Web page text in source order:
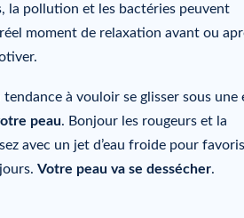
la pollution et les bactéries peuvent
moment de relaxation avant ou
à vouloir se glisser sous une
peau. Bonjour les rougeurs et la
avec un jet d’eau froide pour
Votre peau va se dessécher.